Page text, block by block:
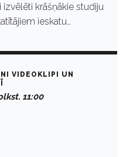
krāšņākie studiju
ieskatu…
VIDEOKLIPI UN
11:00